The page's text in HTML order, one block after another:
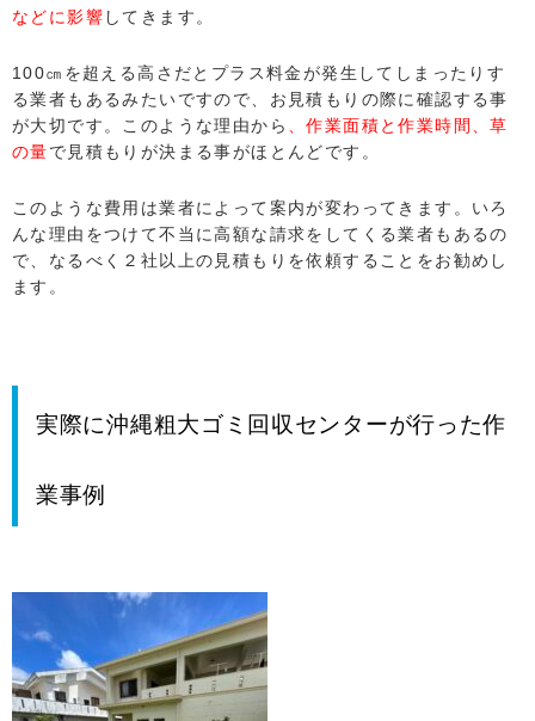
などに影響 してきます。
100㎝を超える高さだとプラス料金が発生してしまったりす
る業者もあるみたいですので、お見積もりの際に確認する事
が大切です。このような理由から
、作業面積と作業時間、草
の量で見積もりが決まる事がほとんどです。
このような費用は業者によって案内が変わってきます。いろ
んな理由をつけて不当に高額な請求をしてくる業者もあるの
で、なるべく２社以上の見積もりを依頼することをお勧めし
ます。
実際に沖縄粗大ゴミ回収センターが行った作
業事例